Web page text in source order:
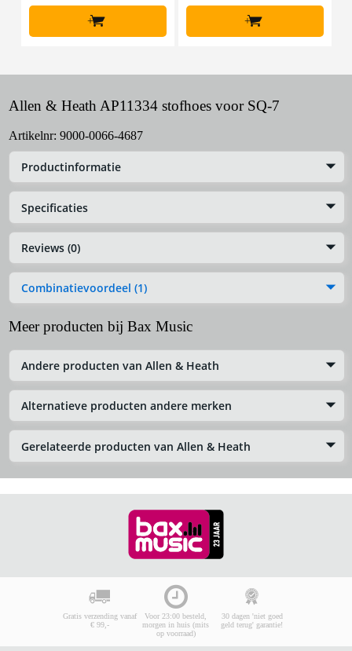
+ +
Allen & Heath AP11334 stofhoes voor SQ-7
Artikelnr: 9000-0066-4687
Productinformatie
Specificaties
Reviews (0)
Combinatievoordeel (1)
Meer producten bij Bax Music
Andere producten van Allen & Heath
Alternatieve producten andere merken
Gerelateerde producten van Allen & Heath
Gratis verzending vanaf
€ 99,-
Voor 23:00 besteld,
morgen in huis (mits
op voorraad)
30 dagen 'niet goed
geld terug' garantie!